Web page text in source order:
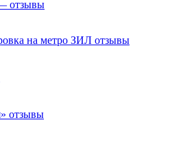
отзывы
на метро ЗИЛ отзывы
отзывы